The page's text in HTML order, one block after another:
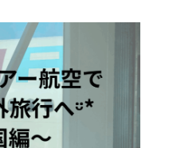
テ
モ
ー
ル
恩
連
れ
ソ
ウ
ル】
明